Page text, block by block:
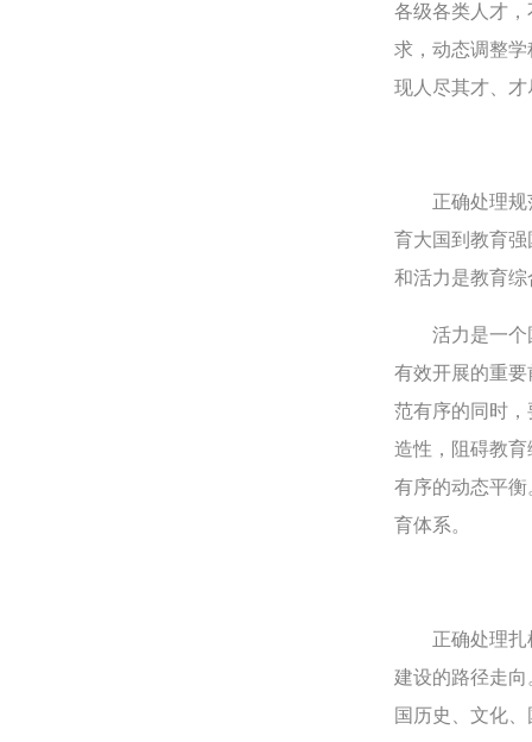
各级各类人才
求，动态调整
现人尽其才、
正确处理规范
育大国到教育
和活力是教育
活力是一个国
有效开展的重
范有序的同时
造性，阻碍教
有序的动态平
育体系。
正确处理扎根
建设的路径走
国历史、文化